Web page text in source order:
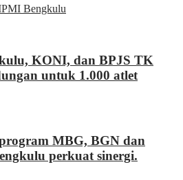
Bengkulu
KONI, dan BPJS TK
untuk 1.000 atlet
MBG, BGN dan
perkuat sinergi.